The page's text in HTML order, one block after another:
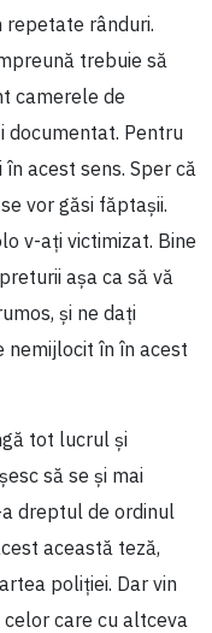
repetate rânduri.
trebuie să
camerele de
documentat. Pentru
acest sens. Sper că
vor găsi făptașii.
v-ați victimizat. Bine
așa ca să vă
și ne dați
nemijlocit în în acest
tot lucrul și
să se și mai
dreptul de ordinul
această teză,
poliției. Dar vin
care cu altceva